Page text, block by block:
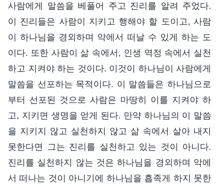
사람에게 말씀을 베풀어 주고 진리를 알려 주었다.
이 진리들은 사람이 지키고 행해야 할 도이고, 사람
이 하나님을 경외하며 악에서 떠날 수 있게 하는 도
이다. 또한 사람이 삶 속에서, 인생 역정 속에서 실천
하고 지켜야 하는 것이다. 이것이 하나님이 사람에게
말씀을 선포하는 목적이다. 이 말씀들은 하나님으로
부터 선포된 것으로 사람은 마땅히 이를 지켜야 하
고, 지키면 생명을 얻게 된다. 만약 하나님의 이 말씀
을 지키지 않고 실천하지 않고 삶 속에서 살아 내지
못한다면 그는 진리를 실천하고 있는 것이 아니다.
진리를 실천하지 않는 것은 하나님을 경외하며 악에
서 떠나는 것이 아니기에 하나님을 흡족게 하지 못한